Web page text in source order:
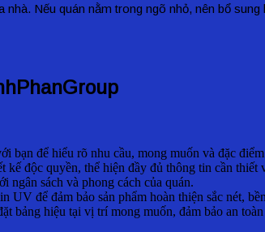
Nếu quán nằm trong ngõ nhỏ, nên bổ
để hiểu rõ nhu cầu, mong muốn và đặc
độc quyền, thể hiện đầy đủ thông tin cần thiết
ngân sách và phong cách của quán.
UV để đảm bảo sản phẩm hoàn thiện sắc nét,
bảng hiệu tại vị trí mong muốn, đảm bảo an